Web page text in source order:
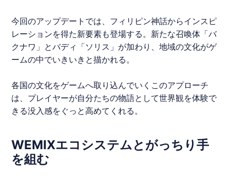
今回のアップデートでは、フィリピン神話からインスピ
レーションを得た新要素も登場する。新たな召喚体「バ
クナワ」とバディ「ソリス」が加わり、地域の文化がゲ
ームの中でいきいきと描かれる。
各国の文化をゲームへ取り込んでいくこのアプローチ
は、プレイヤーが自分たちの物語として世界観を体験で
きる没入感をぐっと高めてくれる。
WEMIXエコシステムとがっちり手
を組む